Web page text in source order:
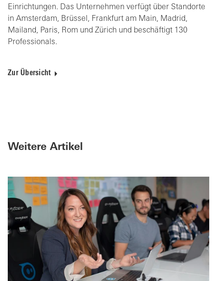
Einrichtungen. Das Unternehmen verfügt über Standorte
in Amsterdam, Brüssel, Frankfurt am Main, Madrid,
Mailand, Paris, Rom und Zürich und beschäftigt 130
Professionals.
Zur Übersicht
Weitere Artikel